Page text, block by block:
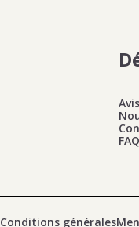
Avis
FAQ
Conditions générales